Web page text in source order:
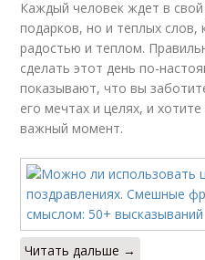
Каждый человек ждет в
подарков, но и теплых
радостью и теплом.
сделать этот день по-
показывают, что вы
его мечтах и целях, и
важный момент.
Читать дальше →